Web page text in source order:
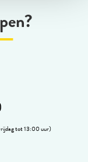
tot 13:00 uur)